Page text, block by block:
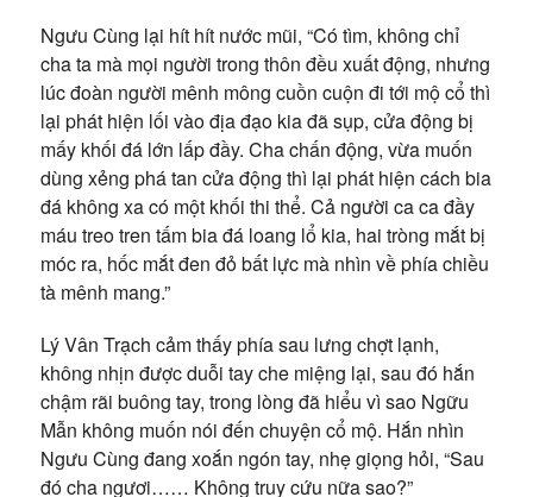
Ngưu Cùng lại hít hít nước mũi, “Có tìm, không chỉ
cha ta mà mọi người trong thôn đều xuất động, nhưng
lúc đoàn người mênh mông cuồn cuộn đi tới mộ cổ thì
lại phát hiện lối vào địa đạo kia đã sụp, cửa động bị
mấy khối đá lớn lấp đầy. Cha chấn động, vừa muốn
dùng xẻng phá tan cửa động thì lại phát hiện cách bia
đá không xa có một khối thi thể. Cả người ca ca đầy
máu treo tren tấm bia đá loang lổ kia, hai tròng mắt bị
móc ra, hốc mắt đen đỏ bất lực mà nhìn về phía chiều
tà mênh mang.”
Lý Vân Trạch cảm thấy phía sau lưng chợt lạnh,
không nhịn được duỗi tay che miệng lại, sau đó hắn
chậm rãi buông tay, trong lòng đã hiểu vì sao Ngữu
Mẫn không muốn nói đến chuyện cổ mộ. Hắn nhìn
Ngưu Cùng đang xoắn ngón tay, nhẹ giọng hỏi, “Sau
đó cha ngươi…… Không truy cứu nữa sao?”